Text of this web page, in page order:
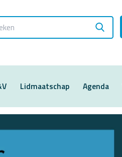
Lidmaatschap Agenda